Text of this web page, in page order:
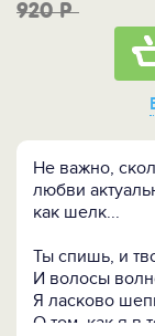
920P
Не важно,
любви
как шелк...
Ты спишь, и
И волосы
Я ласково
О том, как я в